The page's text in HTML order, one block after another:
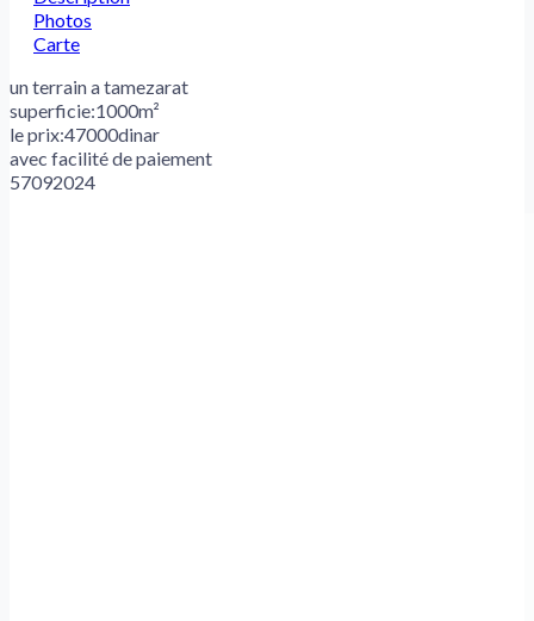
Photos
Carte
un terrain a tamezarat
superficie:1000m²
le prix:47000dinar
avec facilité de paiement
57092024